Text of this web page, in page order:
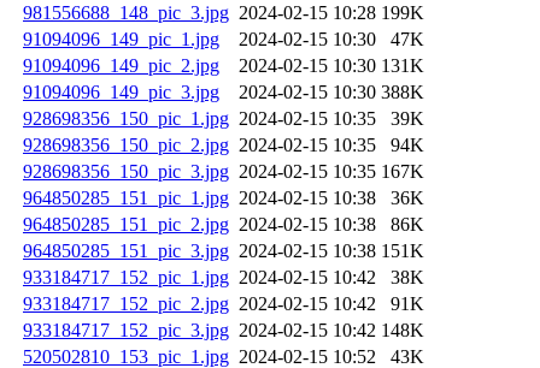
981556688_148_pic_3.jpg 2024-02-15 10:28 199K
91094096_149_pic_1.jpg
2024-02-15 10:30
47K
91094096_149_pic_2.jpg
2024-02-15 10:30 131K
91094096_149_pic_3.jpg
2024-02-15 10:30 388K
928698356_150_pic_1.jpg 2024-02-15 10:35
39K
928698356_150_pic_2.jpg 2024-02-15 10:35
94K
928698356_150_pic_3.jpg 2024-02-15 10:35 167K
964850285_151_pic_1.jpg 2024-02-15 10:38
36K
964850285_151_pic_2.jpg 2024-02-15 10:38
86K
964850285_151_pic_3.jpg 2024-02-15 10:38 151K
933184717_152_pic_1.jpg 2024-02-15 10:42
38K
933184717_152_pic_2.jpg 2024-02-15 10:42
91K
933184717_152_pic_3.jpg 2024-02-15 10:42 148K
520502810_153_pic_1.jpg 2024-02-15 10:52
43K